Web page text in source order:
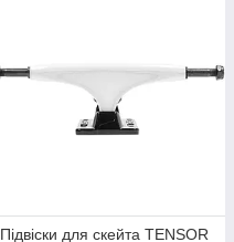
Підвіски для скейта TENSOR